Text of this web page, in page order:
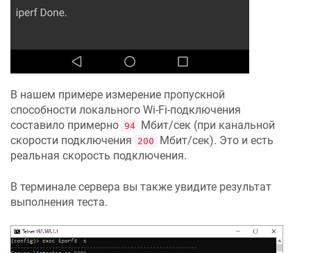
В нашем примере измерение пропускной
способности локального Wi-Fi-подключения
составило примерно 94
Мбит/сек (при канальной
скорости подключения
200
Мбит/сек). Это и есть
реальная скорость подключения.
В терминале сервера вы также увидите результат
выполнения теста.